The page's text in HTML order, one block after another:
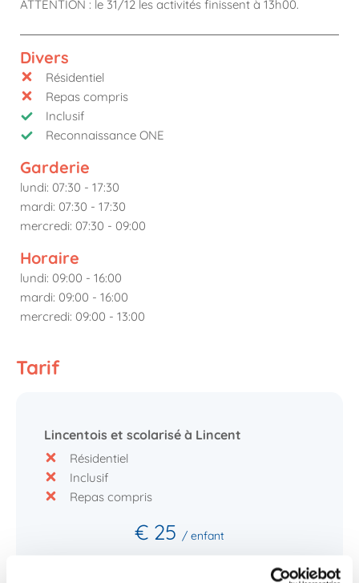
ATTENTION : le 31/12 les activités finissent à 13h00.
Divers
Résidentiel
Repas compris
Inclusif
Reconnaissance ONE
Garderie
lundi: 07:30 - 17:30
mardi: 07:30 - 17:30
mercredi: 07:30 - 09:00
Horaire
lundi: 09:00 - 16:00
mardi: 09:00 - 16:00
mercredi: 09:00 - 13:00
Tarif
Lincentois et scolarisé à Lincent
Résidentiel
Inclusif
Repas compris
€ 25 / enfant